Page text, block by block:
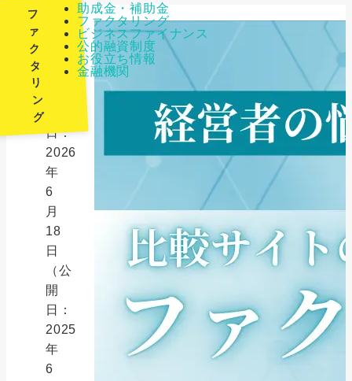
助成金・補助金
ファクタリング
ビジネスファイナンス
公的融資制度
お役立ち情報
金融機関
フ
ァ
ク
タ
リ
ン
グ
日：
2026
年
6
月
18
日
（公
開
日：
2025
年
6